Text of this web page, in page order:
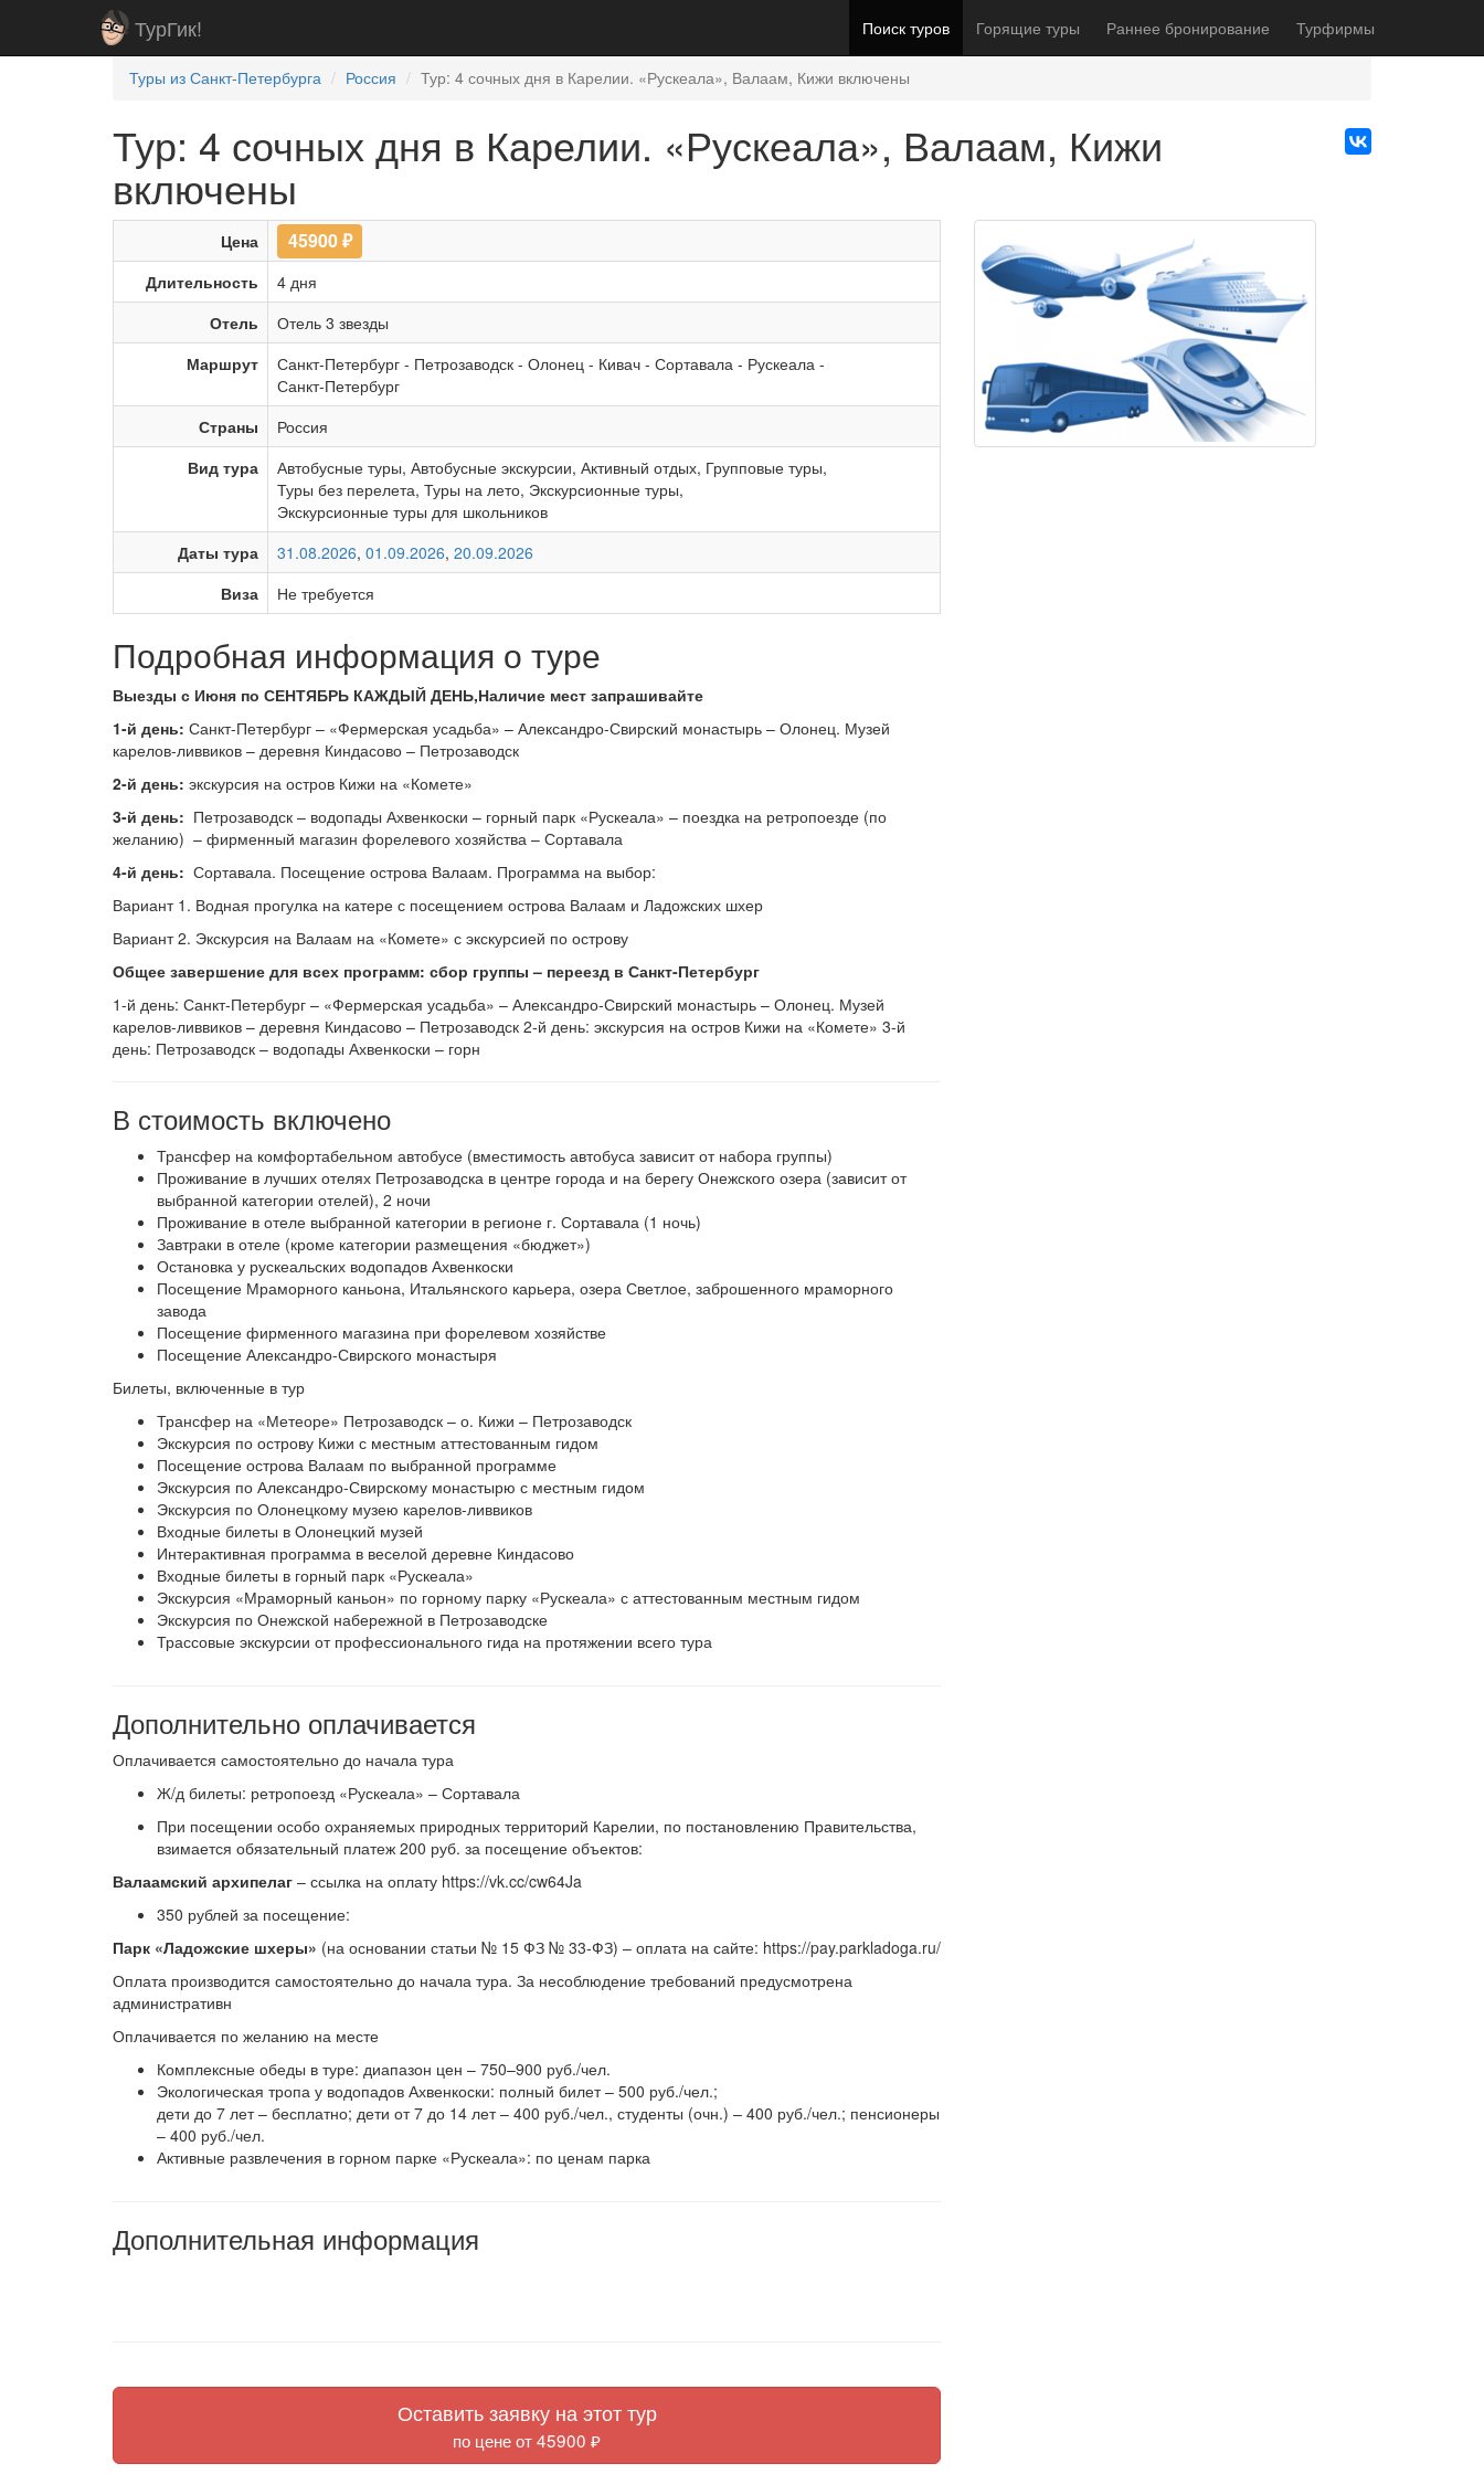
ТурГик! Поиск туров Горящие туры Раннее бронирование Турфирмы
Туры из Санкт-Петербурга Россия Тур: 4 сочных дня в Карелии. «Рускеала», Валаам, Кижи включены
Тур: 4 сочных дня в Карелии. «Рускеала», Валаам, Кижи
включены
Цена 45900₽
Длительность
4 дня
Отель
Отель 3 звезды
Маршрут
Санкт-Петербург - Петрозаводск - Олонец - Кивач - Сортавала - Рускеала -
Санкт-Петербург
Страны
Россия
Вид тура
Автобусные туры, Автобусные экскурсии, Активный отдых, Групповые туры,
Туры без перелета, Туры на лето, Экскурсионные туры,
Экскурсионные туры для школьников
Даты тура
31.08.2026, 01.09.2026, 20.09.2026
Виза
Не требуется
Подробная информация о туре
Выезды с Июня по СЕНТЯБРЬ КАЖДЫЙ ДЕНЬ,Наличие мест запрашивайте
1-й день: Санкт-Петербург – «Фермерская усадьба» – Александро-Свирский монастырь – Олонец. Музей
карелов-ливвиков – деревня Киндасово – Петрозаводск
2-й день: экскурсия на остров Кижи на «Комете»
3-й день: Петрозаводск – водопады Ахвенкоски – горный парк «Рускеала» – поездка на ретропоезде (по
желанию) – фирменный магазин форелевого хозяйства – Сортавала
4-й день: Сортавала. Посещение острова Валаам. Программа на выбор:
Вариант 1. Водная прогулка на катере с посещением острова Валаам и Ладожских шхер
Вариант 2. Экскурсия на Валаам на «Комете» с экскурсией по острову
Общее завершение для всех программ: сбор группы – переезд в Санкт-Петербург
1-й день: Санкт-Петербург – «Фермерская усадьба» – Александро-Свирский монастырь – Олонец. Музей
карелов-ливвиков – деревня Киндасово – Петрозаводск 2-й день: экскурсия на остров Кижи на «Комете» 3-й
день: Петрозаводск – водопады Ахвенкоски – горн
В стоимость включено
Трансфер на комфортабельном автобусе (вместимость автобуса зависит от набора группы)
Проживание в лучших отелях Петрозаводска в центре города и на берегу Онежского озера (зависит от
выбранной категории отелей), 2 ночи
Проживание в отеле выбранной категории в регионе г. Сортавала (1 ночь)
Завтраки в отеле (кроме категории размещения «бюджет»)
Остановка у рускеальских водопадов Ахвенкоски
Посещение Мраморного каньона, Итальянского карьера, озера Светлое, заброшенного мраморного
завода
Посещение фирменного магазина при форелевом хозяйстве
Посещение Александро-Свирского монастыря
Билеты, включенные в тур
Трансфер на «Метеоре» Петрозаводск – о. Кижи – Петрозаводск
Экскурсия по острову Кижи с местным аттестованным гидом
Посещение острова Валаам по выбранной программе
Экскурсия по Александро-Свирскому монастырю с местным гидом
Экскурсия по Олонецкому музею карелов-ливвиков
Входные билеты в Олонецкий музей
Интерактивная программа в веселой деревне Киндасово
Входные билеты в горный парк «Рускеала»
Экскурсия «Мраморный каньон» по горному парку «Рускеала» с аттестованным местным гидом
Экскурсия по Онежской набережной в Петрозаводске
Трассовые экскурсии от профессионального гида на протяжении всего тура
Дополнительно оплачивается
Оплачивается самостоятельно до начала тура
Ж/д билеты: ретропоезд «Рускеала» – Сортавала
При посещении особо охраняемых природных территорий Карелии, по постановлению Правительства,
взимается обязательный платеж 200 руб. за посещение объектов:
Валаамский архипелаг – ссылка на оплату https://vk.cc/cw64Ja
350 рублей за посещение:
Парк «Ладожские шхеры» (на основании статьи № 15 ФЗ № 33-ФЗ) – оплата на сайте: https://pay.parkladoga.ru/
Оплата производится самостоятельно до начала тура. За несоблюдение требований предусмотрена
административн
Оплачивается по желанию на месте
Комплексные обеды в туре: диапазон цен – 750–900 руб./чел.
Экологическая тропа у водопадов Ахвенкоски: полный билет – 500 руб./чел.;
дети до 7 лет – бесплатно; дети от 7 до 14 лет – 400 руб./чел., студенты (очн.) – 400 руб./чел.; пенсионеры
– 400 руб./чел.
Активные развлечения в горном парке «Рускеала»: по ценам парка
Дополнительная информация
Оставить заявку на этот тур
по цене от 45900 ₽